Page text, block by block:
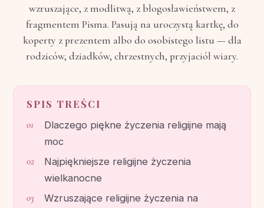
wzruszające, z modlitwą, z błogosławieństwem, z
fragmentem Pisma. Pasują na uroczystą kartkę, do
koperty z prezentem albo do osobistego listu — dla
rodziców, dziadków, chrzestnych, przyjaciół wiary.
SPIS TREŚCI
Dlaczego piękne życzenia religijne mają
moc
Najpiękniejsze religijne życzenia
wielkanocne
Wzruszające religijne życzenia na